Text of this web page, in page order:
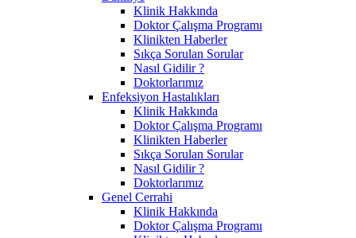
Klinik Hakkında
Doktor Çalışma Programı
Klinikten Haberler
Sıkça Sorulan Sorular
Nasıl Gidilir ?
Doktorlarımız
Enfeksiyon Hastalıkları
Klinik Hakkında
Doktor Çalışma Programı
Klinikten Haberler
Sıkça Sorulan Sorular
Nasıl Gidilir ?
Doktorlarımız
Genel Cerrahi
Klinik Hakkında
Doktor Çalışma Programı